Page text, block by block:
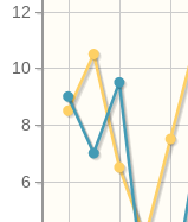
6
8
10
12